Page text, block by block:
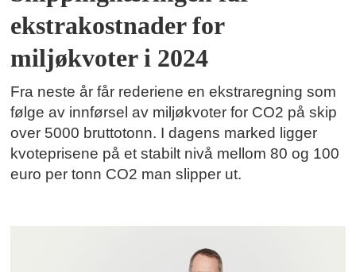
ekstrakostnader for
miljøkvoter i 2024
Fra neste år får rederiene en ekstraregning som
følge av innførsel av miljøkvoter for CO2 på skip
over 5000 bruttotonn. I dagens marked ligger
kvoteprisene på et stabilt nivå mellom 80 og 100
euro per tonn CO2 man slipper ut.